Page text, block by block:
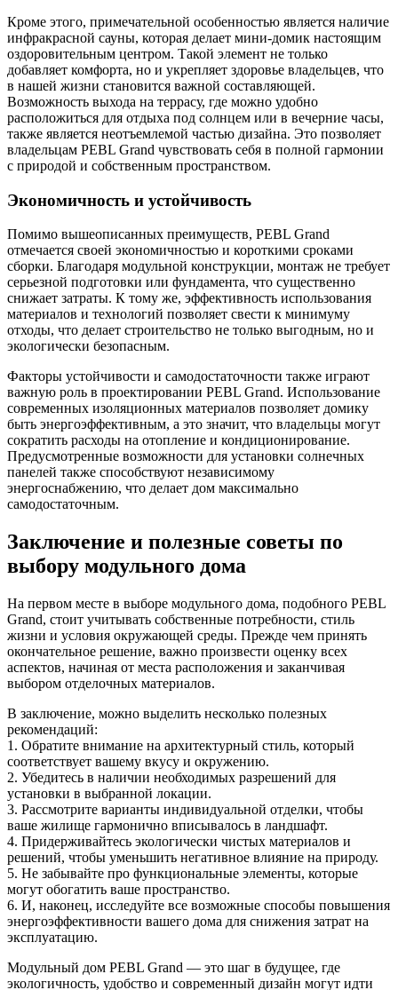
Кроме этого, примечательной особенностью является наличие
инфракрасной сауны, которая делает мини-домик настоящим
оздоровительным центром. Такой элемент не только
добавляет комфорта, но и укрепляет здоровье владельцев, что
в нашей жизни становится важной составляющей.
Возможность выхода на террасу, где можно удобно
расположиться для отдыха под солнцем или в вечерние часы,
также является неотъемлемой частью дизайна. Это позволяет
владельцам PEBL Grand чувствовать себя в полной гармонии
с природой и собственным пространством.
Экономичность и устойчивость
Помимо вышеописанных преимуществ, PEBL Grand
отмечается своей экономичностью и короткими сроками
сборки. Благодаря модульной конструкции, монтаж не требует
серьезной подготовки или фундамента, что существенно
снижает затраты. К тому же, эффективность использования
материалов и технологий позволяет свести к минимуму
отходы, что делает строительство не только выгодным, но и
экологически безопасным.
Факторы устойчивости и самодостаточности также играют
важную роль в проектировании PEBL Grand. Использование
современных изоляционных материалов позволяет домику
быть энергоэффективным, а это значит, что владельцы могут
сократить расходы на отопление и кондиционирование.
Предусмотренные возможности для установки солнечных
панелей также способствуют независимому
энергоснабжению, что делает дом максимально
самодостаточным.
Заключение и полезные советы по
выбору модульного дома
На первом месте в выборе модульного дома, подобного PEBL
Grand, стоит учитывать собственные потребности, стиль
жизни и условия окружающей среды. Прежде чем принять
окончательное решение, важно произвести оценку всех
аспектов, начиная от места расположения и заканчивая
выбором отделочных материалов.
В заключение, можно выделить несколько полезных
рекомендаций:
1. Обратите внимание на архитектурный стиль, который
соответствует вашему вкусу и окружению.
2. Убедитесь в наличии необходимых разрешений для
установки в выбранной локации.
3. Рассмотрите варианты индивидуальной отделки, чтобы
ваше жилище гармонично вписывалось в ландшафт.
4. Придерживайтесь экологически чистых материалов и
решений, чтобы уменьшить негативное влияние на природу.
5. Не забывайте про функциональные элементы, которые
могут обогатить ваше пространство.
6. И, наконец, исследуйте все возможные способы повышения
энергоэффективности вашего дома для снижения затрат на
эксплуатацию.
Модульный дом PEBL Grand — это шаг в будущее, где
экологичность, удобство и современный дизайн могут идти